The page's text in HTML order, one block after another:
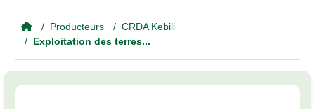
Producteurs
CRDA Kebili
Exploitation des terres...